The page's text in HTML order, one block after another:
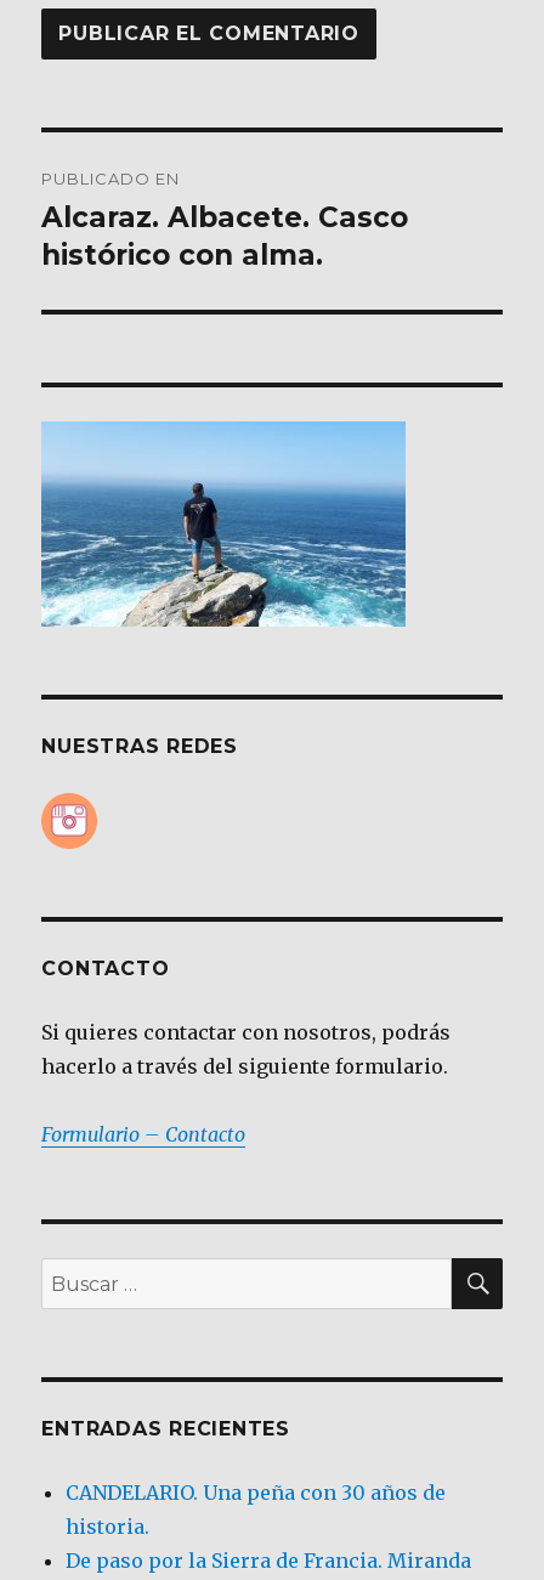
de
entradas
PUBLICADO EN
Alcaraz. Albacete. Casco
histórico con alma.
NUESTRAS REDES
CONTACTO
Si quieres contactar con nosotros, podrás
hacerlo a través del siguiente formulario.
Formulario – Contacto
Buscar
por:
ENTRADAS RECIENTES
CANDELARIO. Una peña con 30 años de
historia.
De paso por la Sierra de Francia. Miranda